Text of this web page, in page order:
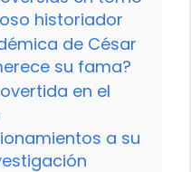
historiador
de César
su fama?
en el
a su